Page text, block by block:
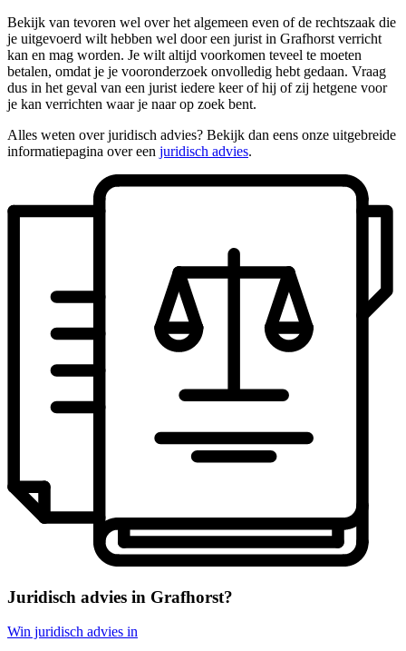
Bekijk van tevoren wel over het algemeen even of de rechtszaak die
je uitgevoerd wilt hebben wel door een jurist in Grafhorst verricht
kan en mag worden. Je wilt altijd voorkomen teveel te moeten
betalen, omdat je je vooronderzoek onvolledig hebt gedaan. Vraag
dus in het geval van een jurist iedere keer of hij of zij hetgene voor
je kan verrichten waar je naar op zoek bent.
Alles weten over juridisch advies? Bekijk dan eens onze uitgebreide
informatiepagina over een juridisch advies.
Juridisch advies in Grafhorst?
Win juridisch advies in